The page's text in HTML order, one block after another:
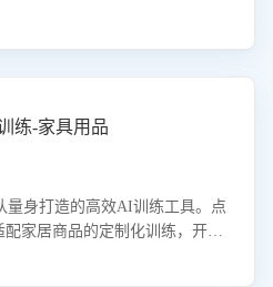
练-家具用品
量身打造的高效AI训练工具。点
配家居商品的定制化训练，开启
下的专业应对能力。